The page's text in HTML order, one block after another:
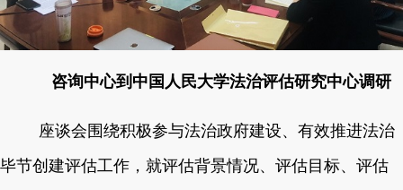
咨询中心到中国人民大学法治评估研究中心调研
座谈会围绕积极参与法治政府建设、有效推进法治
毕节创建评估工作，就评估背景情况、评估目标、评估